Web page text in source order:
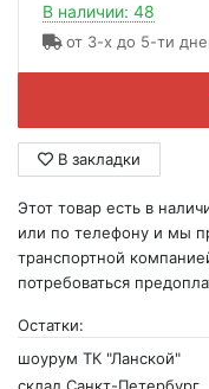
В наличии: 48
от 3-х до 5-ти
В закладки
Этот товар есть в
или по телефону и мы
транспортной
потребоваться
Остатки:
шоурум ТК "Ланской"